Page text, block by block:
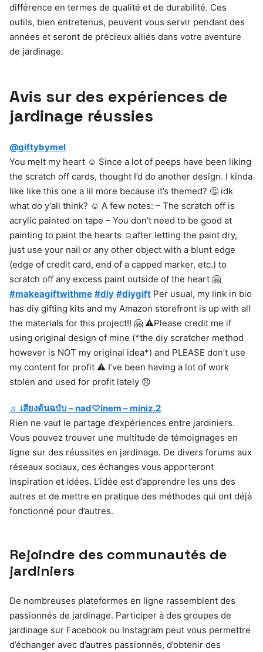
différence en termes de qualité et de durabilité. Ces
outils, bien entretenus, peuvent vous servir pendant des
années et seront de précieux alliés dans votre aventure
de jardinage.
Avis sur des expériences de
jardinage réussies
@giftybymel
You melt my heart ☺️ Since a lot of peeps have been liking
the scratch off cards, thought I’d do another design. I kinda
like like this one a lil more because it’s themed? 🤔 idk
what do y’all think? ☺️ A few notes: – The scratch off is
acrylic painted on tape – You don’t need to be good at
painting to paint the hearts ☺️after letting the paint dry,
just use your nail or any other object with a blunt edge
(edge of credit card, end of a capped marker, etc.) to
scratch off any excess paint outside of the heart 🤗
#makeagiftwithme #diy #diygift Per usual, my link in bio
has diy gifting kits and my Amazon storefront is up with all
the materials for this project!! 🤗 ⚠️Please credit me if
using original design of mine (*the diy scratcher method
however is NOT my original idea*) and PLEASE don’t use
my content for profit ⚠️ I’ve been having a lot of work
stolen and used for profit lately 😞
♬ เสียงต้นฉบับ – nad♡inem – miniz.2
Rien ne vaut le partage d’expériences entre jardiniers.
Vous pouvez trouver une multitude de témoignages en
ligne sur des réussites en jardinage. De divers forums aux
réseaux sociaux, ces échanges vous apporteront
inspiration et idées. L’idée est d’apprendre les uns des
autres et de mettre en pratique des méthodes qui ont déjà
fonctionné pour d’autres.
Rejoindre des communautés de
jardiniers
De nombreuses plateformes en ligne rassemblent des
passionnés de jardinage. Participer à des groupes de
jardinage sur Facebook ou Instagram peut vous permettre
d’échanger avec d’autres passionnés, d’obtenir des